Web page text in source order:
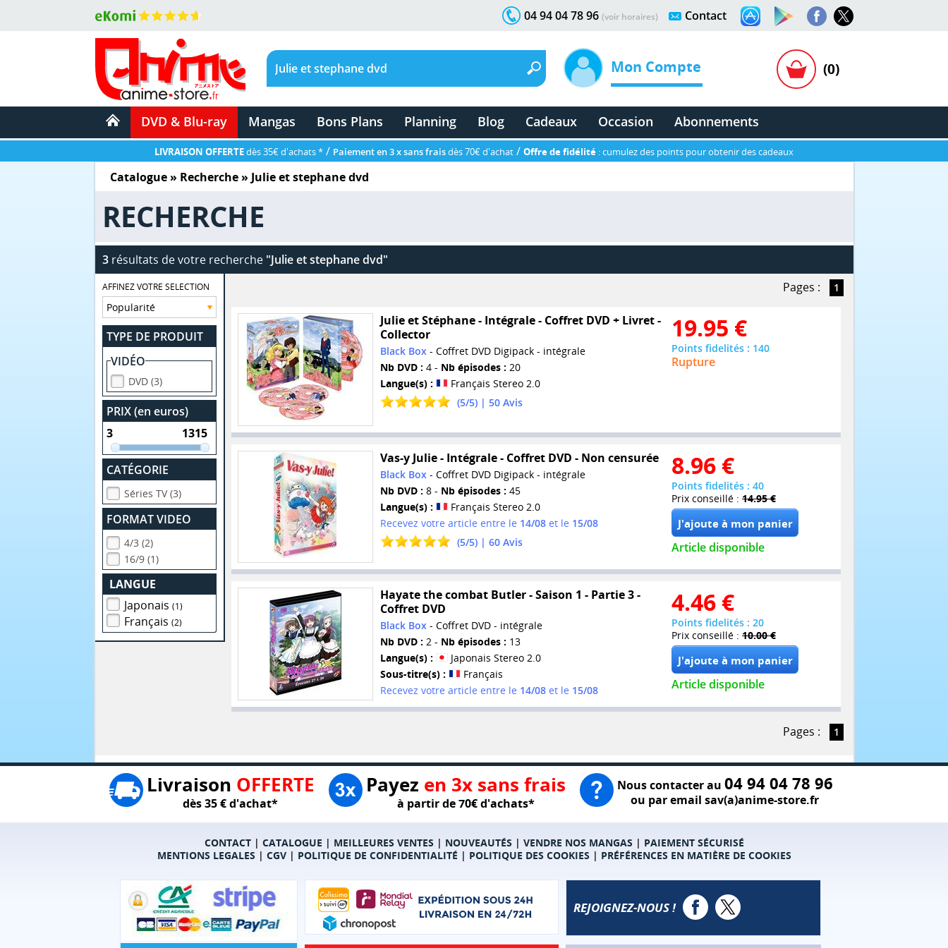
Contact
04 94 04 78 96 (voir horaires)
Mon Compte (0)
DVD & Blu-ray Mangas Bons Plans Planning Blog Cadeaux Occasion Abonnements
LIVRAISON OFFERTEdès 35€ d'achats * / Paiement en 3 x sans fraisdès 70€ d'achat / Offre de fidélité : cumulez des points pour obtenir des cadeaux
Catalogue» Recherche » Julie et stephane dvd
RECHERCHE
3résultats de votre recherche "Julie et stephane dvd"
AFFINEZ VOTRE SELECTION
TYPE DE PRODUIT
VIDÉO
DVD (3)
PRIX (en euros)
CATÉGORIE
Séries TV (3)
FORMAT VIDEO
4/3 (2)
16/9 (1)
LANGUE
Japonais(1)
Français(2)
Pages : 1
Julie et Stéphane - Intégrale - Coffret DVD + Livret -
Collector
Black Box- Coffret DVD Digipack - intégrale
Nb DVD : 4 - Nb épisodes : 20
Langue(s) :
Français Stereo 2.0
(5/5) | 50Avis
19.95 €
Points fidelités : 140
Rupture
Vas-y Julie - Intégrale - Coffret DVD - Non censurée
Black Box - Coffret DVD Digipack - intégrale
Nb DVD : 8 - Nb épisodes : 45
Langue(s) :
Français Stereo 2.0
Recevez votre article entre le 14/08et le 15/08
(5/5) | 60Avis
8.96 €
Points fidelités : 40
Prix conseillé : 14.95 €
Article disponible
Hayate the combat Butler - Saison 1 - Partie 3 -
Coffret DVD
Black Box- Coffret DVD - intégrale
Nb DVD : 2 - Nb épisodes : 13
Langue(s) :
Japonais Stereo 2.0
Sous-titre(s) :
Français
Recevez votre article entre le 14/08et le 15/08
4.46 €
Points fidelités : 20
Prix conseillé : 10.00 €
Article disponible
Pages : 1
Livraison OFFERTE
dès 35 € d'achat*
Payez en 3x sans frais
à partir de 70€ d'achats*
Nous contacter au 04 94 04 78 96
ou par email sav(a)anime-store.fr
CONTACT| CATALOGUE | MEILLEURES VENTES | NOUVEAUTÉS | VENDRE NOS MANGAS | PAIEMENT SÉCURISÉ
MENTIONS LEGALES | CGV| POLITIQUE DE CONFIDENTIALITÉ | POLITIQUE DES COOKIES | PRÉFÉRENCES EN MATIÈRE DE COOKIES
REJOIGNEZ-NOUS !